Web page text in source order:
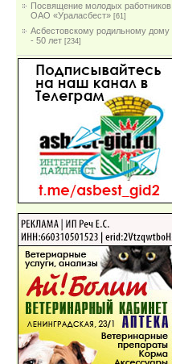
Посвящение молодых работников
ОАО «Ураласбест» [61]
Асбестовскому родильному дому
- 50 лет [234]